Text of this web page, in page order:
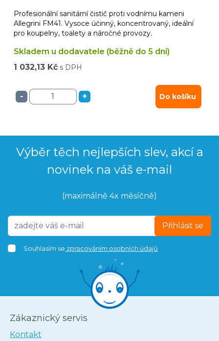
Profesionální sanitární čistič proti vodnímu kameni
Allegrini FM41. Vysoce účinný, koncentrovaný, ideální
pro koupelny, toalety a náročné provozy.
Skladem u dodavatele (běžně do 5 dní)
1 032,13 Kč s DPH
- + Do košíku
Výběr těch nejlepších slev, akcí a
novinek na váš e-mail
(maximálně 4x měsíčně)
Přihlásit se
Souhlasím se zpracováním osobních údajů
Zákaznický servis
Kontakt